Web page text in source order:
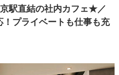
駅直結の社内カフェ★／
！プライベートも仕事も充